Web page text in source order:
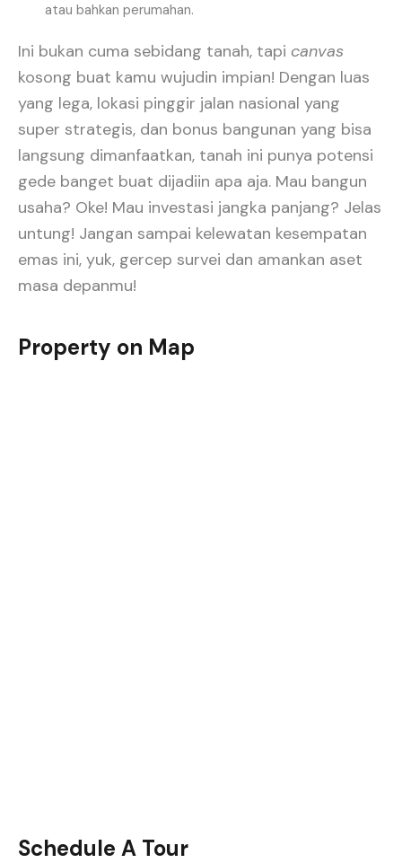
atau bahkan perumahan.
Ini bukan cuma sebidang tanah, tapi canvas
kosong buat kamu wujudin impian! Dengan luas
yang lega, lokasi pinggir jalan nasional yang
super strategis, dan bonus bangunan yang bisa
langsung dimanfaatkan, tanah ini punya potensi
gede banget buat dijadiin apa aja. Mau bangun
usaha? Oke! Mau investasi jangka panjang? Jelas
untung! Jangan sampai kelewatan kesempatan
emas ini, yuk, gercep survei dan amankan aset
masa depanmu!
Property on Map
Schedule A Tour